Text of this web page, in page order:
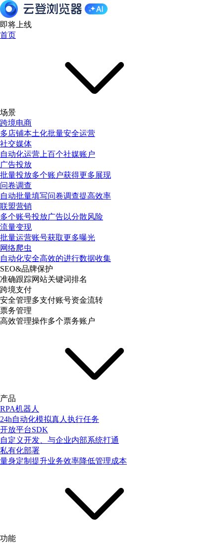
即将上线
首页
场景
跨境电商
多店铺本土化批量安全运营
社交媒体
自动化运营上百个社媒账户
广告投放
批量投放多个账户获得更多展现
问卷调查
自动批量填写问卷调查提高效率
联盟营销
多个账号投放广告以分散风险
流量变现
批量运营账号获取更多曝光
网络爬虫
自动化安全高效的进行数据收集
SEO&品牌保护
准确跟踪网站关键词排名
跨境支付
安全管理多支付账号资金流转
票务管理
高效管理操作多个票务账户
产品
RPA机器人
24h自动化模拟真人执行任务
开放平台SDK
自定义开发、与企业内部系统打通
私有化部署
量身定制提升业务效率降低管理成本
功能